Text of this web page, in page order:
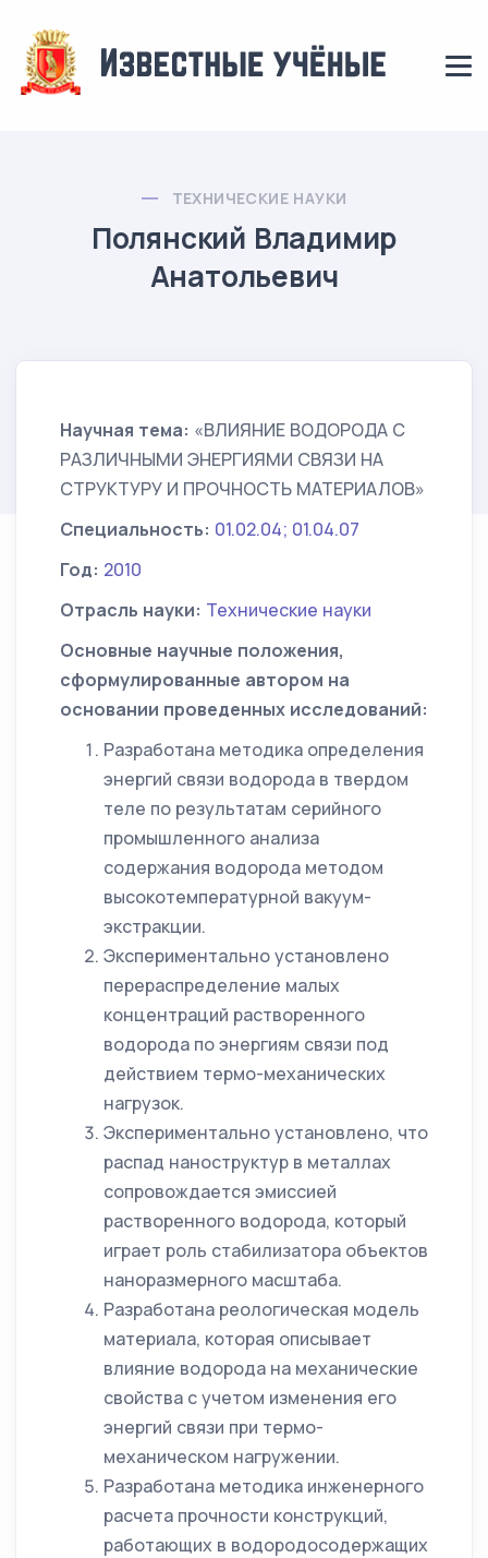
ТЕХНИЧЕСКИЕ НАУКИ
Полянский Владимир
Анатольевич
Научная тема: «ВЛИЯНИЕ ВОДОРОДА С
РАЗЛИЧНЫМИ ЭНЕРГИЯМИ СВЯЗИ НА
СТРУКТУРУ И ПРОЧНОСТЬ МАТЕРИАЛОВ»
Специальность: 01.02.04; 01.04.07
Год: 2010
Отрасль науки: Технические науки
Основные научные положения,
сформулированные автором на
основании проведенных исследований:
Разработана методика определения
энергий связи водорода в твердом
теле по результатам серийного
промышленного анализа
содержания водорода методом
высокотемпературной вакуум-
экстракции.
Экспериментально установлено
перераспределение малых
концентраций растворенного
водорода по энергиям связи под
действием термо-механических
нагрузок.
Экспериментально установлено, что
распад наноструктур в металлах
сопровождается эмиссией
растворенного водорода, который
играет роль стабилизатора объектов
наноразмерного масштаба.
Разработана реологическая модель
материала, которая описывает
влияние водорода на механические
свойства с учетом изменения его
энергий связи при термо­
механическом нагружении.
Разработана методика инженерного
расчета прочности конструкций,
работающих в водородосодержащих